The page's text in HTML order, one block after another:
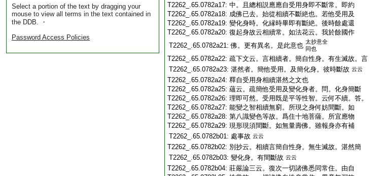
Select a portion of the text by dragging your
mouse to view all terms in the text contained in
the DDB. ・
Password Access Policies
T2262_.65.0782a17: 中。且總相説應應自受用身即不斷常。即約
T2262_.65.0782a18: 成佛已去。始從相續不斷絶也。若他受用及
T2262_.65.0782a19: 變化身時。化縁時畢即有斷絶。後時餘處還
T2262_.65.0782a20: 復起身故云相續常。如法花云。我於餘國作
T2262_.65.0782a21: 佛。更有異名。是此意也 太抄意全
同也
T2262_.65.0782a22: 疏下文云。言相續者。簡自性身。有生滅故。言
T2262_.65.0782a23: 湛然者。簡他受用。及簡化身。彼時斷故 云云
T2262_.65.0782a24: 釋自受用身相續湛然之文也
T2262_.65.0782a25: 蘊云。疏簡他受用及變化身者。問。化身簡斷
T2262_.65.0782a26: 理即可然。受用既是平等性智。云何不續。答。
T2262_.65.0782a27: 能變之智相續無窮。所現之身何妨間斷。如
T2262_.65.0782a28: 第八識變色等故。爲住十地菩薩。所宜應物
T2262_.65.0782a29: 現形現須間斷。如無量壽佛。雖報身亦有補
T2262_.65.0782b01: 處事故 云云
T2262_.65.0782b02: 別抄云。相續言簡自性身。無生滅故。湛然簡
T2262_.65.0782b03: 變化身。有間斷故 云云
T2262_.65.0782b04: 莊嚴論三云。復次一切諸佛悉同常住。由自